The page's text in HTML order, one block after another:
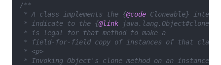
/**
* A class implements the {@code Cloneable}
* indicate to the {@link
* is legal for that method to make a
* field-for-field copy of instances of that class.
* <p>
* Invoking Object's clone method on an instance